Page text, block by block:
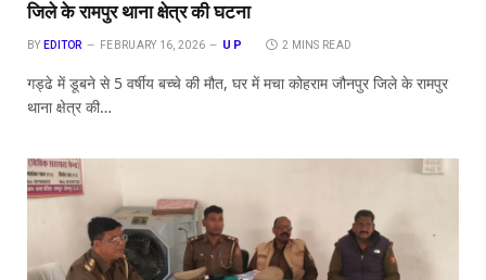
जिले के रामपुर थाना क्षेत्र की घटना
BY EDITOR FEBRUARY 16, 2026 UP 2 MINS READ
गड्ढे में डूबने से 5 वर्षीय बच्चे की मौत, घर में मचा कोहराम जौनपुर जिले के रामपुर
थाना क्षेत्र की…